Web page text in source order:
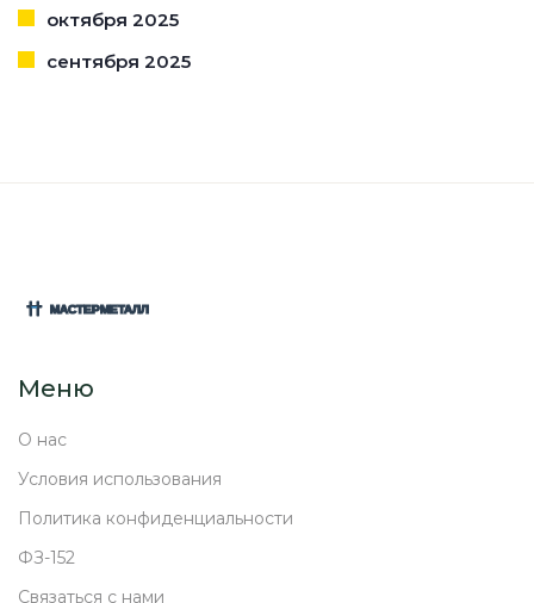
октября 2025
сентября 2025
Меню
О нас
Условия использования
Политика конфиденциальности
ФЗ-152
Связаться с нами